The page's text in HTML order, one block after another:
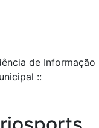
de Informação
::